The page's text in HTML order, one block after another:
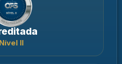
Nível II